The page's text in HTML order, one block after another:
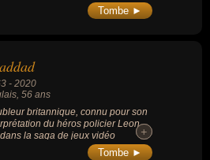
voix récurrente d'Arnold
Richard Roundtree, Hulk
Tombe ►
- 2020
, 56 ans
britannique, connu pour son
du héros policier Leon
la saga de jeux vidéo
« Resident Evil » (« Biohazard » au
+
+
Tombe ►